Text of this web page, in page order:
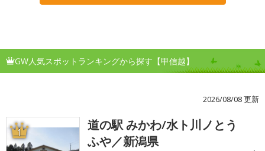
GW人気スポットランキングから探す【甲信越】
2026/08/08 更新
1
道の駅 みかわ/水ト川ノとう
ふや／新潟県